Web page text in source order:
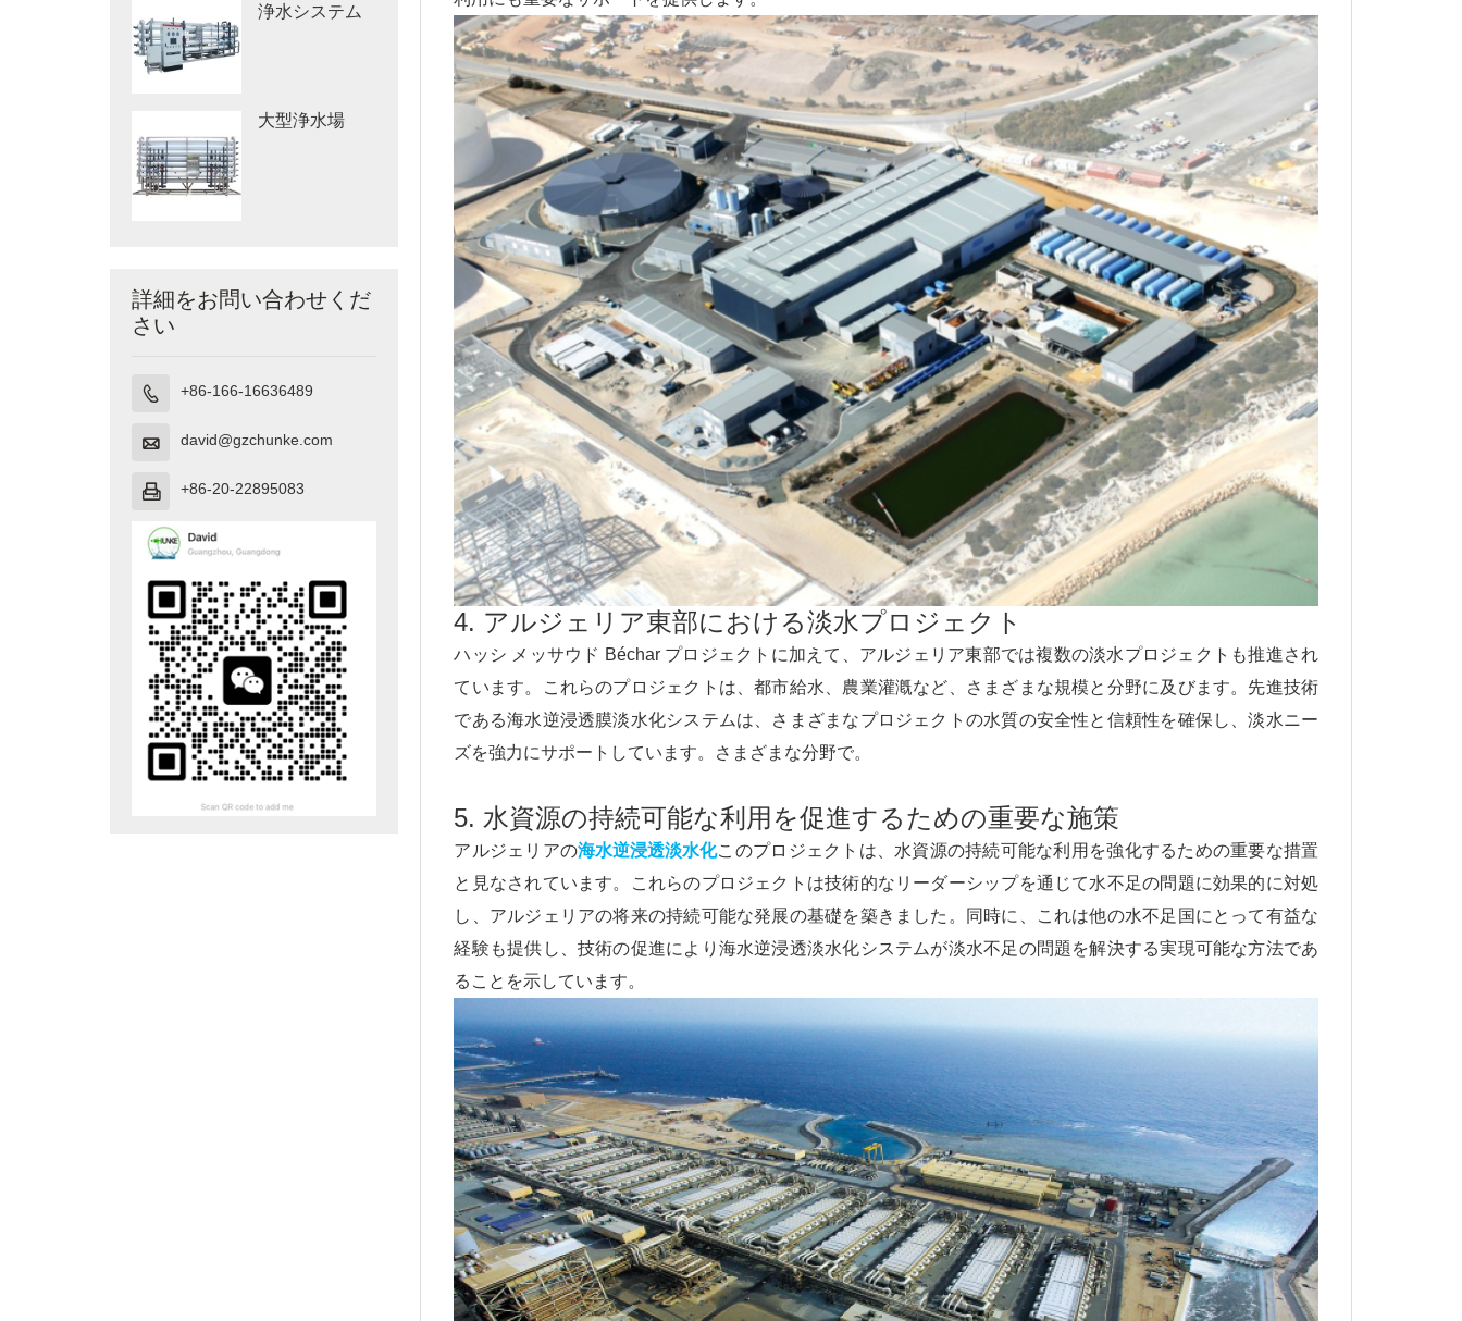
浄水システム
大型浄水場
詳細をお問い合わせくだ
さい
 +86-166-16636489
 david@gzchunke.com
 +86-20-22895083
4. アルジェリア東部における淡水プロジェクト
ハッシ メッサウド Béchar プロジェクトに加えて、アルジェリア東部では複数の淡水プロジェクトも推進され
ています。これらのプロジェクトは、都市給水、農業灌漑など、さまざまな規模と分野に及びます。先進技術
である海水逆浸透膜淡水化システムは、さまざまなプロジェクトの水質の安全性と信頼性を確保し、淡水ニー
ズを強力にサポートしています。さまざまな分野で。
5. 水資源の持続可能な利用を促進するための重要な施策
アルジェリアの海水逆浸透淡水化このプロジェクトは、水資源の持続可能な利用を強化するための重要な措置
と見なされています。これらのプロジェクトは技術的なリーダーシップを通じて水不足の問題に効果的に対処
し、アルジェリアの将来の持続可能な発展の基礎を築きました。同時に、これは他の水不足国にとって有益な
経験も提供し、技術の促進により海水逆浸透淡水化システムが淡水不足の問題を解決する実現可能な方法であ
ることを示しています。